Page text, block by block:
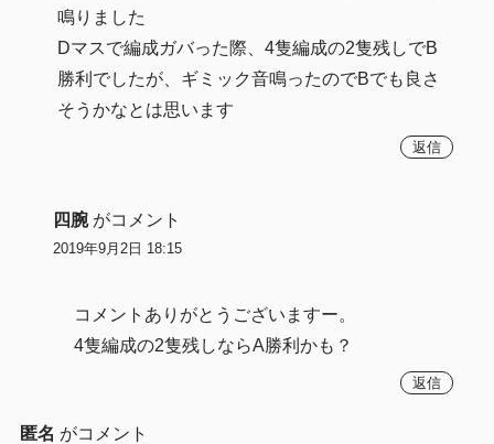
鳴りました
Dマスで編成ガバった際、4隻編成の2隻残しでB
勝利でしたが、ギミック音鳴ったのでBでも良さ
そうかなとは思います
返信
四腕 がコメント
2019年9月2日 18:15
コメントありがとうございますー。
4隻編成の2隻残しならA勝利かも？
返信
匿名 がコメント